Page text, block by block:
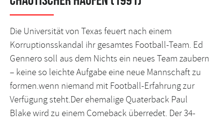
Die Universität von Texas feuert nach einem
Korruptionsskandal ihr gesamtes Football-Team. Ed
Gennero soll aus dem Nichts ein neues Team zaubern
– keine so leichte Aufgabe eine neue Mannschaft zu
formen.wenn niemand mit Football-Erfahrung zur
Verfügung steht.Der ehemalige Quaterback Paul
Blake wird zu einem Comeback überredet. Der 34-